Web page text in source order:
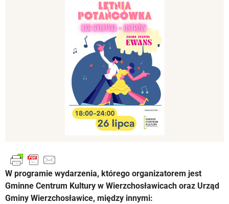
W programie wydarzenia, którego organizatorem jest
Gminne Centrum Kultury w Wierzchosławicach oraz Urząd
Gminy Wierzchosławice, między innymi: